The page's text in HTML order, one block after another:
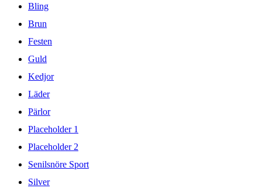
Bling
Brun
Festen
Guld
Kedjor
Läder
Pärlor
Placeholder 1
Placeholder 2
Senilsnöre Sport
Silver